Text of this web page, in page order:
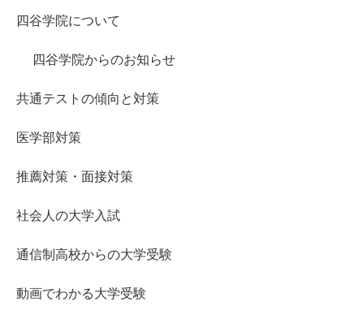
四谷学院について
四谷学院からのお知らせ
共通テストの傾向と対策
医学部対策
推薦対策・面接対策
社会人の大学入試
通信制高校からの大学受験
動画でわかる大学受験